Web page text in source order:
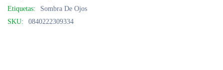
Etiquetas:
Sombra De Ojos
SKU:
0840222309334